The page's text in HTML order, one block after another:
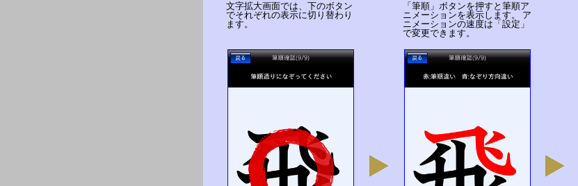
文字拡大画面では、下のボタン
でそれぞれの表示に切り替わり
ます。
「筆順」ボタンを押すと筆順ア
ニメーションを表示します。 ア
ニメーションの速度は「設定」
で変更できます。